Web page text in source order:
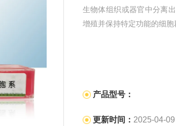
生物体组织或器官中分离
增殖并保持特定功能的细胞
产品型号：
更新时间： 2025-04-09